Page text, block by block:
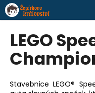
Přejít
na
obsah
LEGO
Stavebnice LEGO®
K
o
C
o
p